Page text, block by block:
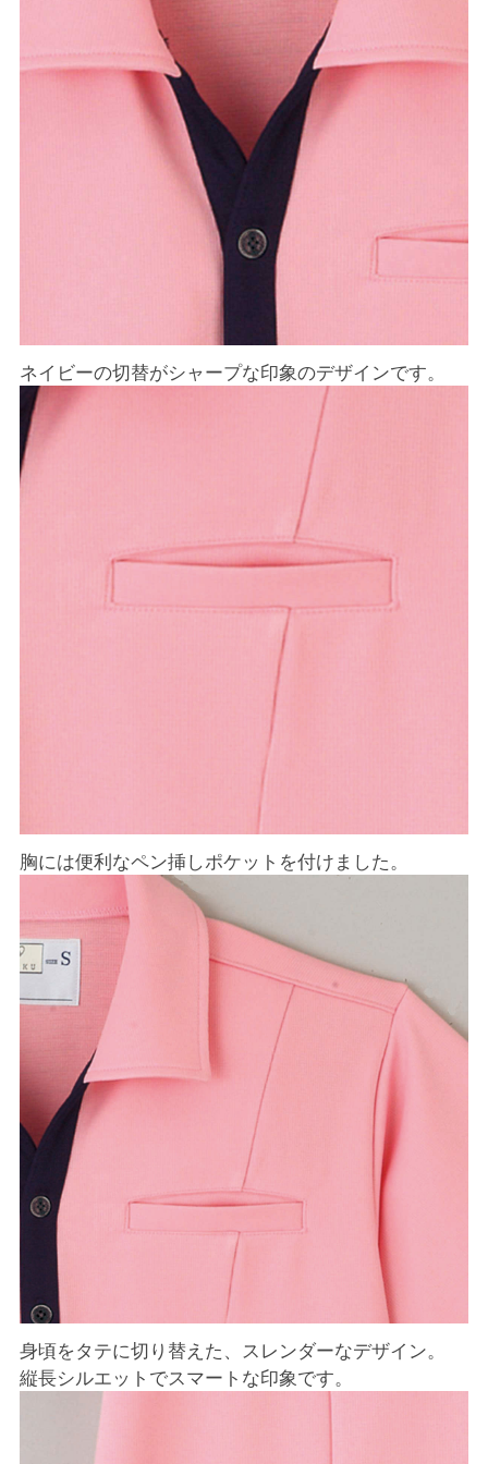
ネイビーの切替がシャープな印象のデザインです。
胸には便利なペン挿しポケットを付けました。
身頃をタテに切り替えた、スレンダーなデザイン。
縦長シルエットでスマートな印象です。